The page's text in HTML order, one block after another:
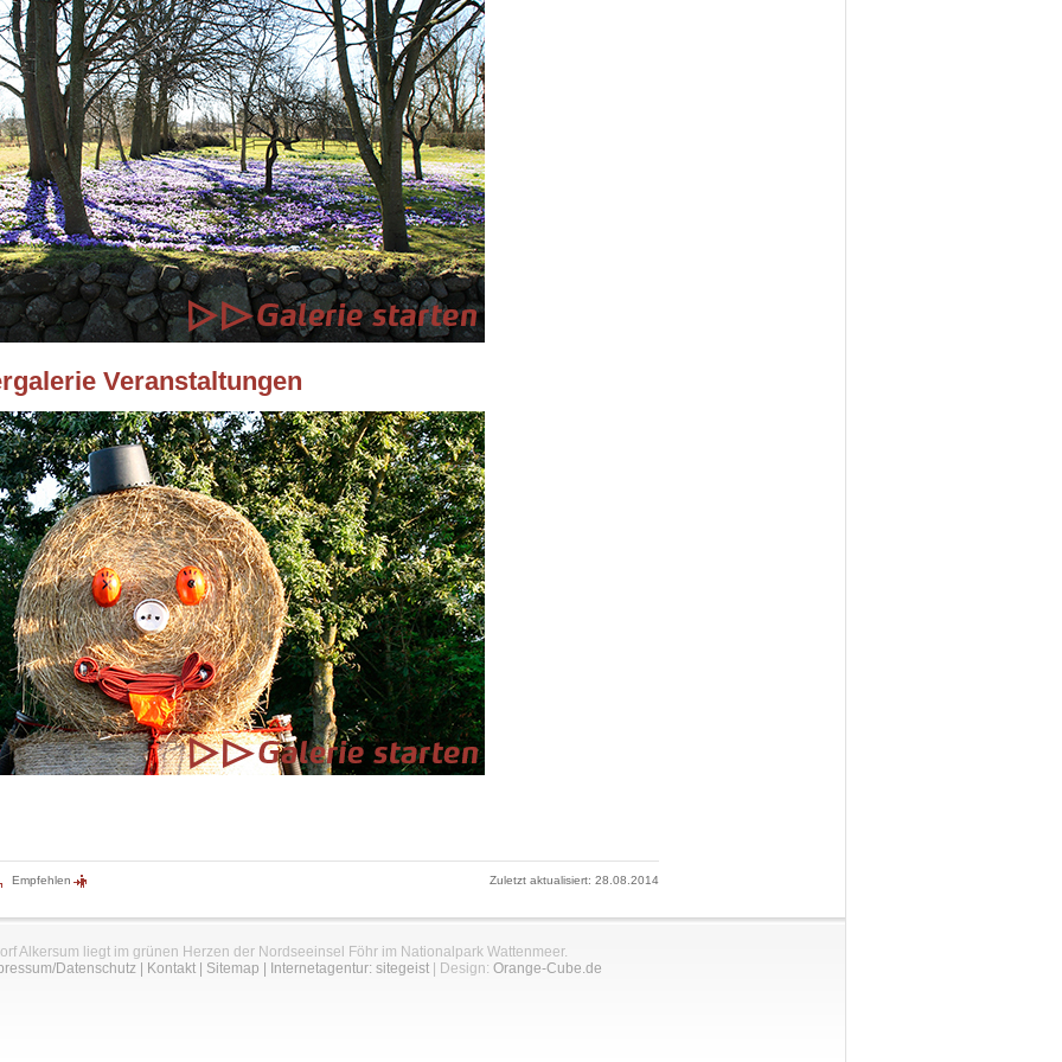
Veranstaltungen
Empfehlen Zuletzt aktualisiert: 28.08.2014
Alkersum liegt im grünen Herzen der Nordseeinsel Föhr im Nationalpark Wattenmeer.
Datenschutz| Kontakt| Sitemap | Internetagentur: sitegeist| Design: Orange-Cube.de